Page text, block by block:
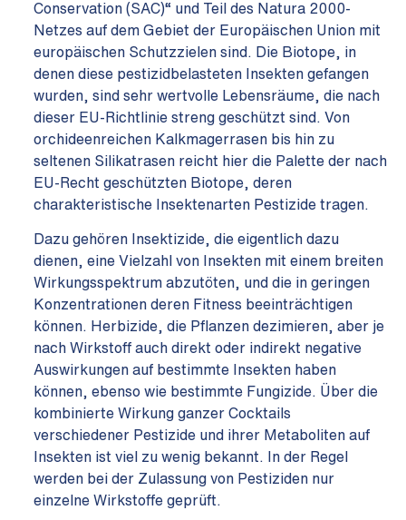
Conservation (SAC)“ und Teil des Natura 2000-
Netzes auf dem Gebiet der Europäischen Union mit
europäischen Schutzzielen sind. Die Biotope, in
denen diese pestizidbelasteten Insekten gefangen
wurden, sind sehr wertvolle Lebensräume, die nach
dieser EU-Richtlinie streng geschützt sind. Von
orchideenreichen Kalkmagerrasen bis hin zu
seltenen Silikatrasen reicht hier die Palette der nach
EU-Recht geschützten Biotope, deren
charakteristische Insektenarten Pestizide tragen.
Dazu gehören Insektizide, die eigentlich dazu
dienen, eine Vielzahl von Insekten mit einem breiten
Wirkungsspektrum abzutöten, und die in geringen
Konzentrationen deren Fitness beeinträchtigen
können. Herbizide, die Pflanzen dezimieren, aber je
nach Wirkstoff auch direkt oder indirekt negative
Auswirkungen auf bestimmte Insekten haben
können, ebenso wie bestimmte Fungizide. Über die
kombinierte Wirkung ganzer Cocktails
verschiedener Pestizide und ihrer Metaboliten auf
Insekten ist viel zu wenig bekannt. In der Regel
werden bei der Zulassung von Pestiziden nur
einzelne Wirkstoffe geprüft.